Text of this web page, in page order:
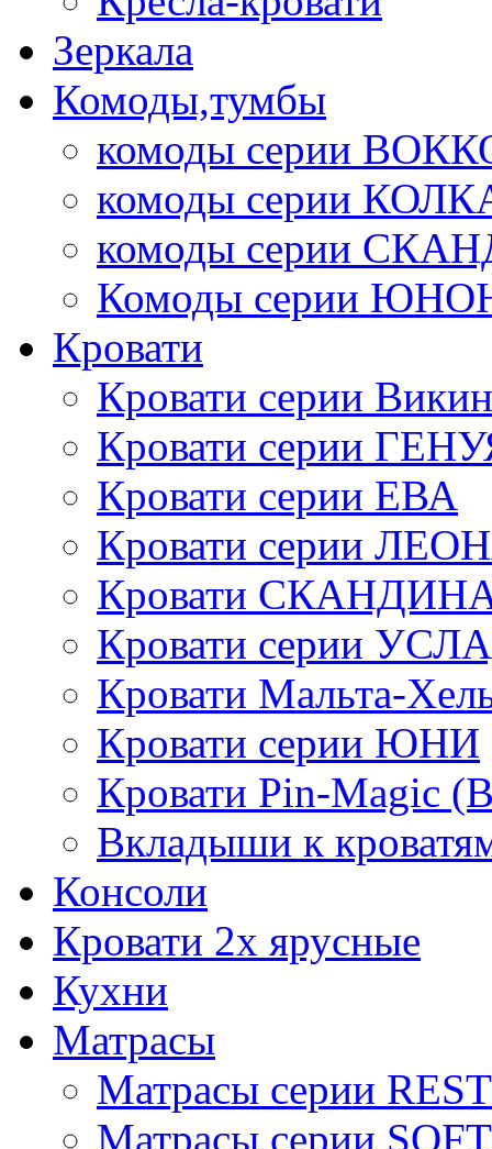
Зеркала
Комоды,тумбы
комоды серии
комоды серии
комоды серии
Комоды серии
Кровати
Кровати серии
Кровати серии
Кровати серии ЕВА
Кровати серии
Кровати
Кровати серии
Кровати Мальта-
Кровати серии ЮНИ
Кровати Pin-Magic
Вкладыши к
Консоли
Кровати 2х ярусные
Кухни
Матрасы
Матрасы серии REST
Матрасы серии SOFT